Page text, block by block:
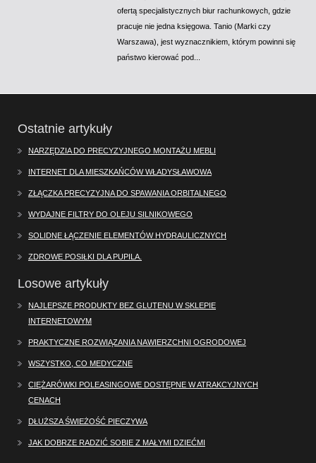
ofertą specjalistycznych biur rachunkowych, gdzie
pracuje nie jedna księgowa. Tanio (Marki czy
Warszawa), jest wyznacznikiem, którym powinni się
państwo kierować pod...
Ostatnie artykuły
NARZĘDZIA DO PRECYZYJNEGO MONTAŻU MEBLI
INTERNET DLA MIESZKAŃCÓW WŁADYSŁAWOWA
ZŁĄCZKA PRECYZYJNA DO SPAWANIA ORBITALNEGO
WYDAJNE FILTRY DO OLEJU SILNIKOWEGO
SOLIDNE ŁĄCZENIE ELEMENTÓW HYDRAULICZNYCH
ZDROWE POSIŁKI DLA PUPILA.
Losowe artykuły
NAJLEPSZE PRODUKTY BEZ GLUTENU W SKLEPIE
INTERNETOWYM
PRAKTYCZNE ROZWIĄZANIA NAWIERZCHNI OGRODOWEJ
WSZYSTKO, CO MEDYCZNE
CIĘŻARÓWKI POLEASINGOWE DOSTĘPNE W ATRAKCYJNYCH
CENACH
DŁUŻSZA ŚWIEŻOŚĆ PIECZYWA
JAK DOBRZE RADZIĆ SOBIE Z MAŁYMI DZIEĆMI